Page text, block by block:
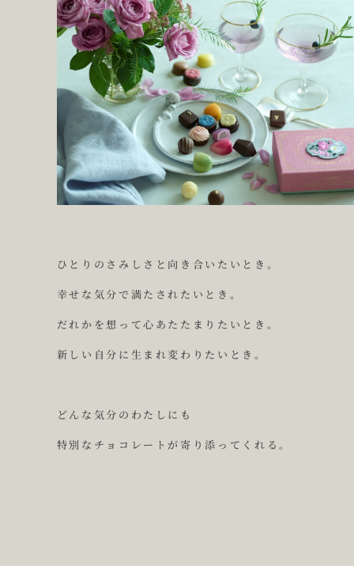
ひ と り の さ み し さ と 向 き 合い た い と き 。
幸せ な 気分で 満た され た い と き 。
だれ か を想 っ て心 あ た た ま り た い と き 。
新 し い 自 分 に 生 ま れ変 わ り た い と き 。
どん な 気分 の わ た し に も
特別 な チ ョ コ レ ー ト が 寄 り添 っ て く れ る。